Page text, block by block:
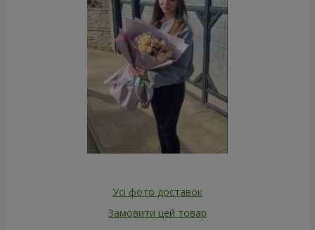
Усі фото доставок
Замовити цей товар